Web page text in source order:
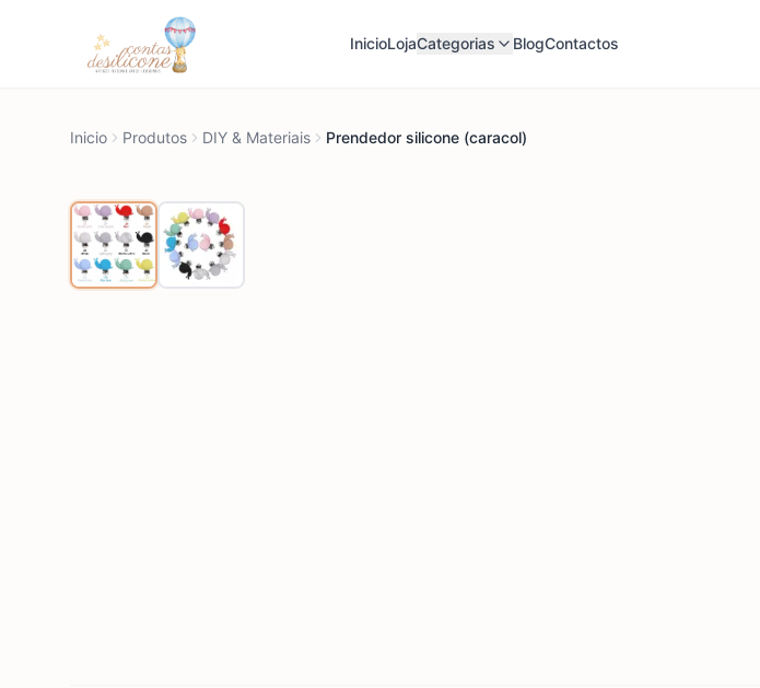
InicioLojaCategorias BlogContactos
Inicio Produtos DIY & Materiais Prendedor silicone (caracol)